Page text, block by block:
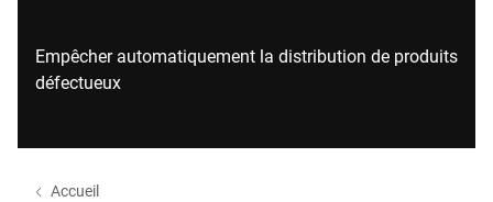
Empêcher automatiquement la distribution de produits
défectueux
Accueil